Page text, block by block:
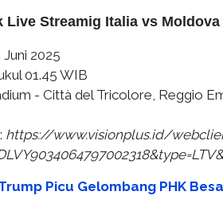
Live Streamig Italia vs Moldova
Juni 2025
01.45 WIB
- Città del Tricolore, Reggio
https://www.visionplus.id/
Picu Gelombang PHK